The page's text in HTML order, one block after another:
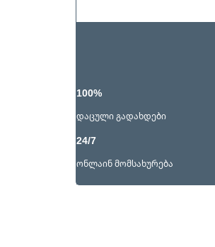
100%
დაცული გადახდები
24/7
ონლაინ მომსახურება